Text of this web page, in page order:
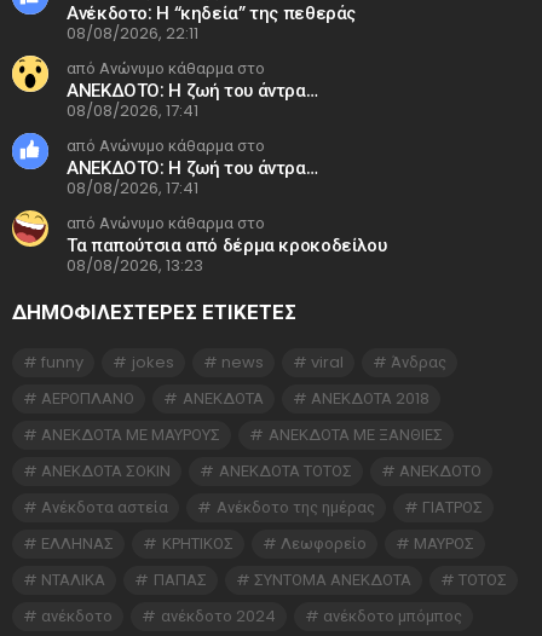
Ανέκδοτο: Η “κηδεία” της πεθεράς
08/08/2026, 22:11
από Ανώνυμο κάθαρμα στο
ΑΝΕΚΔΟΤΟ: Η ζωή του άντρα…
08/08/2026, 17:41
από Ανώνυμο κάθαρμα στο
ΑΝΕΚΔΟΤΟ: Η ζωή του άντρα…
08/08/2026, 17:41
από Ανώνυμο κάθαρμα στο
Τα παπούτσια από δέρμα κροκοδείλου
08/08/2026, 13:23
ΔΗΜΟΦΙΛΕΣΤΕΡΕΣ ΕΤΙΚΈΤΕΣ
funny jokes news viral
Άνδρας
ΑΕΡΟΠΛΑΝΟ
ΑΝΕΚΔΟΤΑ
ΑΝΕΚΔΟΤΑ 2018
ΑΝΕΚΔΟΤΑ ΜΕ ΜΑΥΡΟΥΣ
ΑΝΕΚΔΟΤΑ ΜΕ ΞΑΝΘΙΕΣ
ΑΝΕΚΔΟΤΑ ΣΟΚΙΝ
ΑΝΕΚΔΟΤΑ ΤΟΤΟΣ
ΑΝΕΚΔΟΤΟ
Ανέκδοτα αστεία
Ανέκδοτο της ημέρας
ΓΙΑΤΡΟΣ
ΕΛΛΗΝΑΣ
ΚΡΗΤΙΚΟΣ Λεωφορείο
ΜΑΥΡΟΣ
ΝΤΑΛΙΚΑ
ΠΑΠΑΣ ΣΥΝΤΟΜΑ ΑΝΕΚΔΟΤΑ
ΤΟΤΟΣ
ανέκδοτο
ανέκδοτο 2024
ανέκδοτο μπόμπος